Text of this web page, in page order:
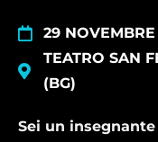
29
TEATRO SAN
(BG)
Sei un